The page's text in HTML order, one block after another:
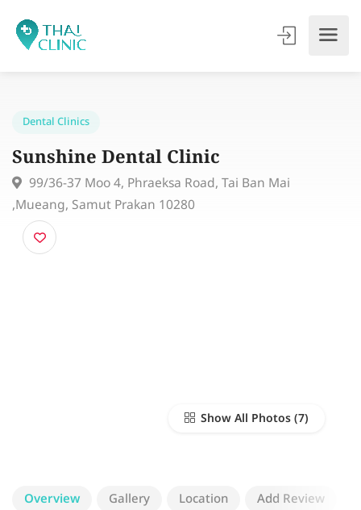
Sunshine Dental Clinic
99/36-37 Moo 4, Phraeksa Road, Tai Ban Mai
,Mueang, Samut Prakan 10280
Show All Photos
Overview Gallery Location Add Review